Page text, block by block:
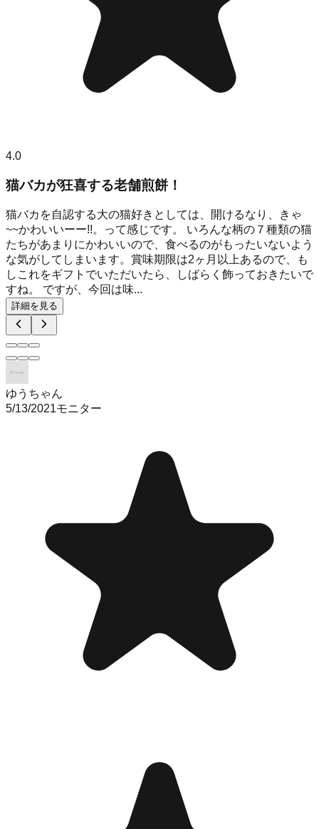
4.0
猫バカが狂喜する老舗煎餅！
猫バカを自認する大の猫好きとしては、開けるなり、きゃ
~~かわいいーー!!。って感じです。 いろんな柄の７種類の猫
たちがあまりにかわいいので、食べるのがもったいないよう
な気がしてしまいます。賞味期限は2ヶ月以上あるので、も
しこれをギフトでいただいたら、しばらく飾っておきたいで
すね。 ですが、今回は味...
詳細を見る
ゆうちゃん
5/13/2021モニター